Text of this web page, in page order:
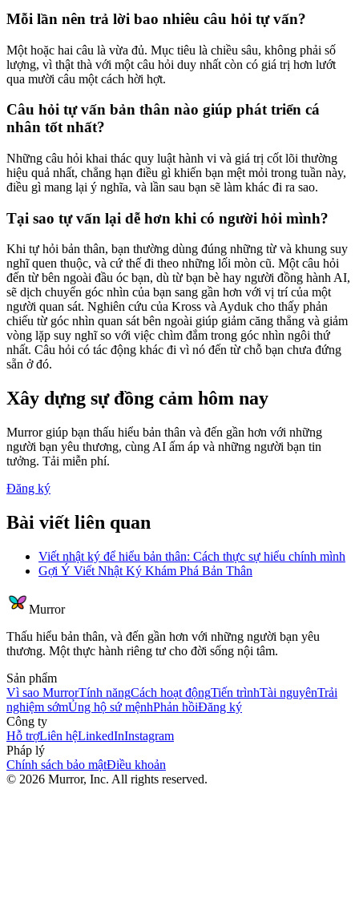
Mỗi lần nên trả lời bao nhiêu câu hỏi tự vấn?
Một hoặc hai câu là vừa đủ. Mục tiêu là chiều sâu, không phải số
lượng, vì thật thà với một câu hỏi duy nhất còn có giá trị hơn lướt
qua mười câu một cách hời hợt.
Câu hỏi tự vấn bản thân nào giúp phát triển cá
nhân tốt nhất?
Những câu hỏi khai thác quy luật hành vi và giá trị cốt lõi thường
hiệu quả nhất, chẳng hạn điều gì khiến bạn mệt mỏi trong tuần này,
điều gì mang lại ý nghĩa, và lần sau bạn sẽ làm khác đi ra sao.
Tại sao tự vấn lại dễ hơn khi có người hỏi mình?
Khi tự hỏi bản thân, bạn thường dùng đúng những từ và khung suy
nghĩ quen thuộc, và cứ thế đi theo những lối mòn cũ. Một câu hỏi
đến từ bên ngoài đầu óc bạn, dù từ bạn bè hay người đồng hành AI,
sẽ dịch chuyển góc nhìn của bạn sang gần hơn với vị trí của một
người quan sát. Nghiên cứu của Kross và Ayduk cho thấy phản
chiếu từ góc nhìn quan sát bên ngoài giúp giảm căng thẳng và giảm
vòng lặp suy nghĩ so với việc chìm đắm trong góc nhìn ngôi thứ
nhất. Câu hỏi có tác động khác đi vì nó đến từ chỗ bạn chưa đứng
sẵn ở đó.
Xây dựng sự đồng cảm hôm nay
Murror giúp bạn thấu hiểu bản thân và đến gần hơn với những
người bạn yêu thương, cùng AI ấm áp và những người bạn tin
tưởng. Tải miễn phí.
Đăng ký
Bài viết liên quan
Viết nhật ký để hiểu bản thân: Cách thực sự hiểu chính mình
Gợi Ý Viết Nhật Ký Khám Phá Bản Thân
Murror
Thấu hiểu bản thân, và đến gần hơn với những người bạn yêu
thương. Một thực hành riêng tư cho đời sống nội tâm.
Sản phẩm
Vì sao MurrorTính năngCách hoạt độngTiến trìnhTài nguyênTrải
nghiệm sớmỦng hộ sứ mệnhPhản hồiĐăng ký
Công ty
Hỗ trợLiên hệLinkedInInstagram
Pháp lý
Chính sách bảo mậtĐiều khoản
© 2026 Murror, Inc. All rights reserved.